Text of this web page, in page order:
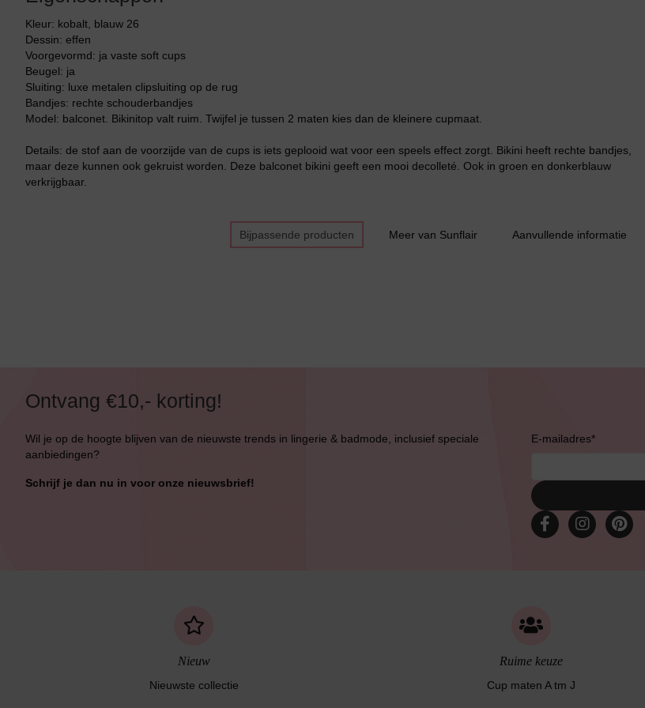
Kleur: kobalt, blauw 26
Dessin: effen
Voorgevormd: ja vaste soft cups
Beugel: ja
Sluiting: luxe metalen clipsluiting op de rug
Bandjes: rechte schouderbandjes
Model: balconet. Bikinitop valt ruim. Twijfel je tussen 2 maten kies dan de kleinere cupmaat.
Details: de stof aan de voorzijde van de cups is iets geplooid wat voor een speels effect zorgt. Bikini heeft rechte bandjes,
maar deze kunnen ook gekruist worden. Deze balconet bikini geeft een mooi decolleté. Ook in groen en donkerblauw
verkrijgbaar.
Bijpassende producten Meer van Sunflair Aanvullende informatie
Ontvang €10,- korting!
Wil je op de hoogte blijven van de nieuwste trends in lingerie & badmode, inclusief speciale
aanbiedingen?
Schrijf je dan nu in voor onze nieuwsbrief!
E-mailadres*
Nieuw
Nieuwste collectie
Ruime keuze
Cup maten A tm JBruidslingerie
Bikini top
terug
Slipdress